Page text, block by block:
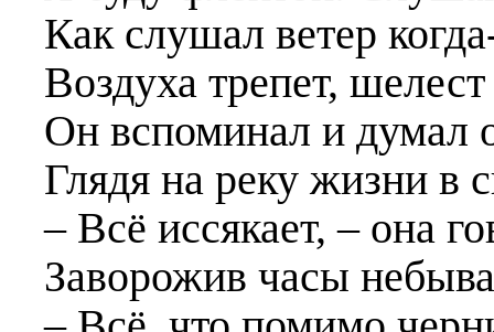
Как слушал ветер
Воздуха трепет,
Он вспоминал и думал
Глядя на реку жизни в
– Всё иссякает, – она
Заворожив часы